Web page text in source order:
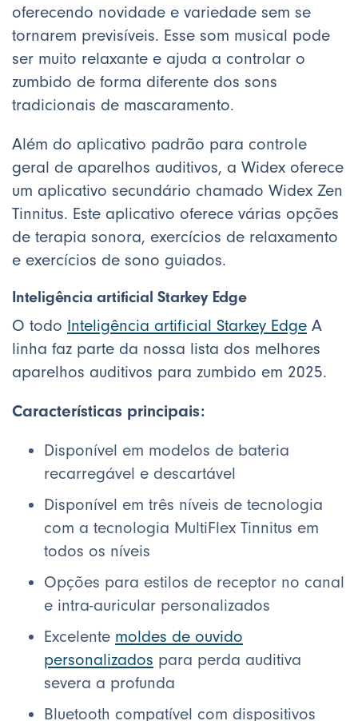
oferecendo novidade e variedade sem se
tornarem previsíveis. Esse som musical pode
ser muito relaxante e ajuda a controlar o
zumbido de forma diferente dos sons
tradicionais de mascaramento.
Além do aplicativo padrão para controle
geral de aparelhos auditivos, a Widex oferece
um aplicativo secundário chamado Widex Zen
Tinnitus. Este aplicativo oferece várias opções
de terapia sonora, exercícios de relaxamento
e exercícios de sono guiados.
Inteligência artificial Starkey Edge
O todo Inteligência artificial Starkey Edge A
linha faz parte da nossa lista dos melhores
aparelhos auditivos para zumbido em 2025.
Características principais:
Disponível em modelos de bateria
recarregável e descartável
Disponível em três níveis de tecnologia
com a tecnologia MultiFlex Tinnitus em
todos os níveis
Opções para estilos de receptor no canal
e intra-auricular personalizados
Excelente moldes de ouvido
personalizados para perda auditiva
severa a profunda
Bluetooth compatível com dispositivos